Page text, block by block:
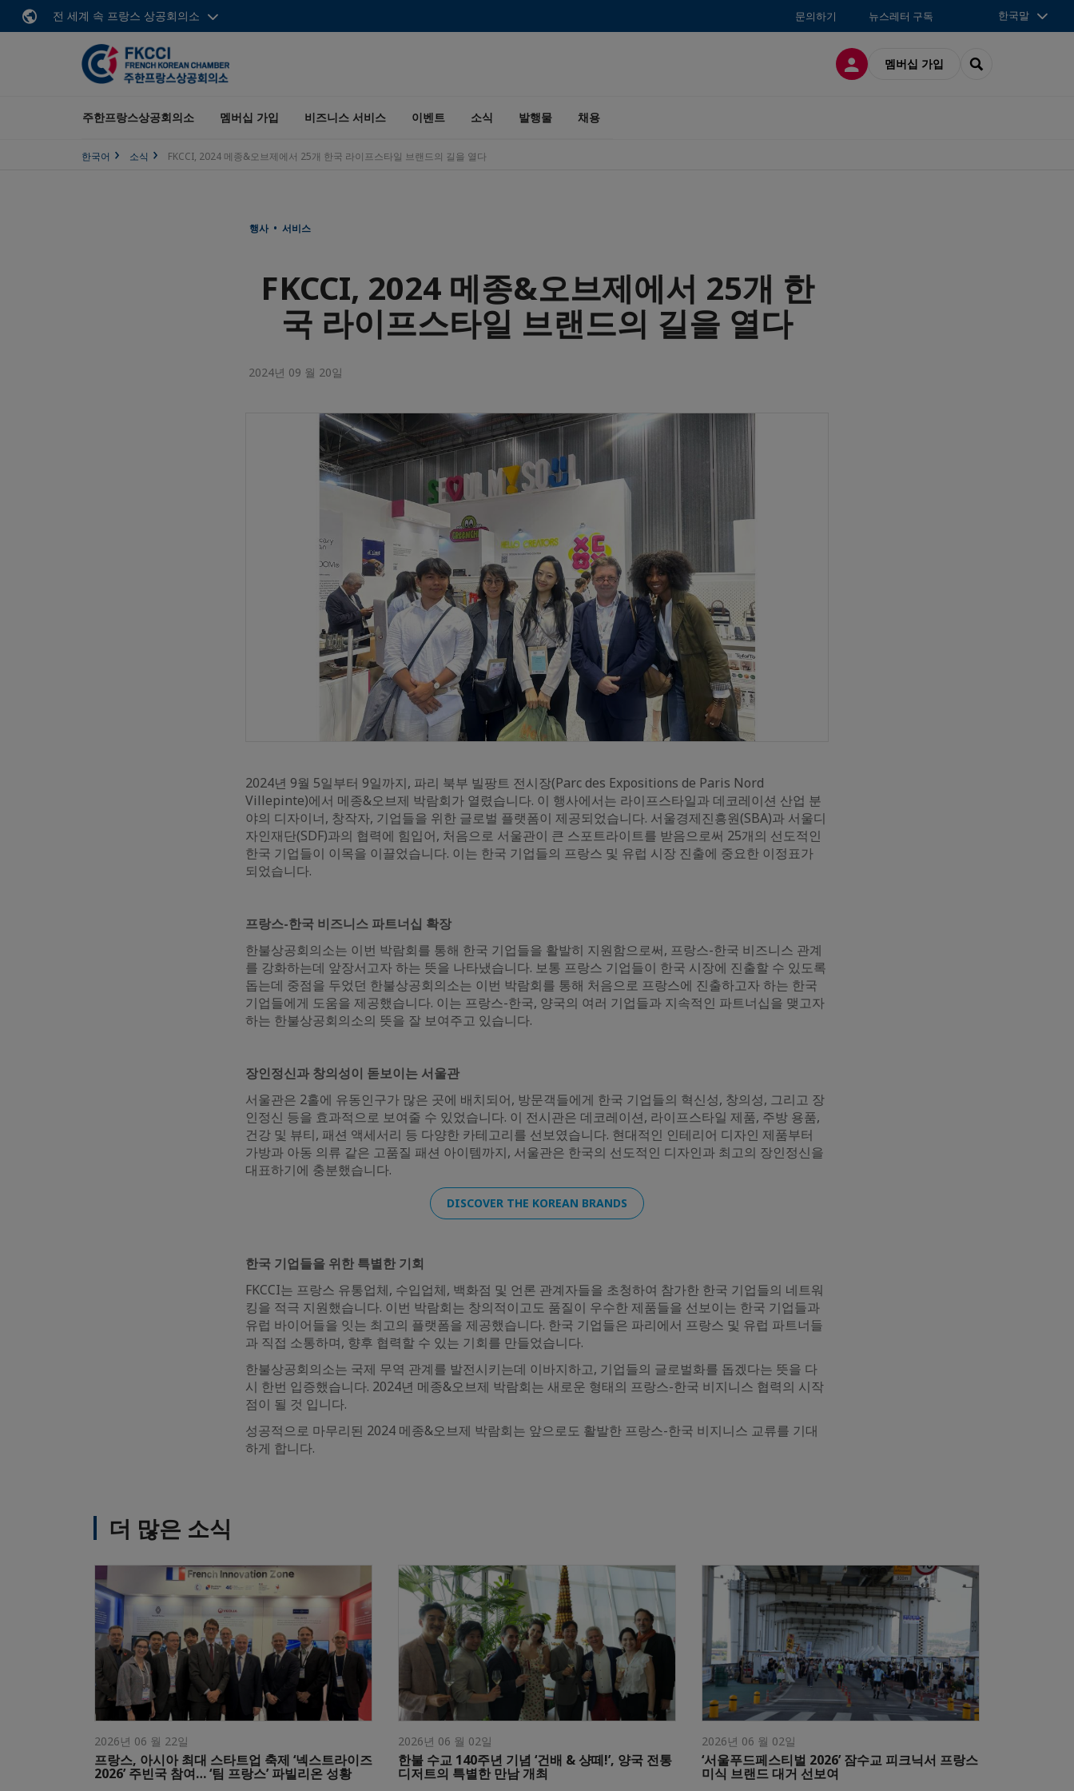
전 세계 속 프랑스 상공회의소 문의하기 뉴스레터 구독 한국말
접속 멤버십 가입 SEARCH
주한프랑스상공회의소 멤버십 가입 비즈니스 서비스 이벤트 소식 발행물 채용
한국어 소식 FKCCI, 2024 메종&오브제에서 25개 한국 라이프스타일 브랜드의 길을 열다
행사 • 서비스
FKCCI, 2024 메종&오브제에서 25개 한
국 라이프스타일 브랜드의 길을 열다
2024년 09 월 20일
2024년 9월 5일부터 9일까지, 파리 북부 빌팡트 전시장(Parc des Expositions de Paris Nord
Villepinte)에서 메종&오브제 박람회가 열렸습니다. 이 행사에서는 라이프스타일과 데코레이션 산업 분
야의 디자이너, 창작자, 기업들을 위한 글로벌 플랫폼이 제공되었습니다. 서울경제진흥원(SBA)과 서울디
자인재단(SDF)과의 협력에 힘입어, 처음으로 서울관이 큰 스포트라이트를 받음으로써 25개의 선도적인
한국 기업들이 이목을 이끌었습니다. 이는 한국 기업들의 프랑스 및 유럽 시장 진출에 중요한 이정표가
되었습니다.
프랑스-한국 비즈니스 파트너십 확장
한불상공회의소는 이번 박람회를 통해 한국 기업들을 활발히 지원함으로써, 프랑스-한국 비즈니스 관계
를 강화하는데 앞장서고자 하는 뜻을 나타냈습니다. 보통 프랑스 기업들이 한국 시장에 진출할 수 있도록
돕는데 중점을 두었던 한불상공회의소는 이번 박람회를 통해 처음으로 프랑스에 진출하고자 하는 한국
기업들에게 도움을 제공했습니다. 이는 프랑스-한국, 양국의 여러 기업들과 지속적인 파트너십을 맺고자
하는 한불상공회의소의 뜻을 잘 보여주고 있습니다.
장인정신과 창의성이 돋보이는 서울관
서울관은 2홀에 유동인구가 많은 곳에 배치되어, 방문객들에게 한국 기업들의 혁신성, 창의성, 그리고 장
인정신 등을 효과적으로 보여줄 수 있었습니다. 이 전시관은 데코레이션, 라이프스타일 제품, 주방 용품,
건강 및 뷰티, 패션 액세서리 등 다양한 카테고리를 선보였습니다. 현대적인 인테리어 디자인 제품부터
가방과 아동 의류 같은 고품질 패션 아이템까지, 서울관은 한국의 선도적인 디자인과 최고의 장인정신을
대표하기에 충분했습니다.
DISCOVER THE KOREAN BRANDS
한국 기업들을 위한 특별한 기회
FKCCI는 프랑스 유통업체, 수입업체, 백화점 및 언론 관계자들을 초청하여 참가한 한국 기업들의 네트워
킹을 적극 지원했습니다. 이번 박람회는 창의적이고도 품질이 우수한 제품들을 선보이는 한국 기업들과
유럽 바이어들을 잇는 최고의 플랫폼을 제공했습니다. 한국 기업들은 파리에서 프랑스 및 유럽 파트너들
과 직접 소통하며, 향후 협력할 수 있는 기회를 만들었습니다.
한불상공회의소는 국제 무역 관계를 발전시키는데 이바지하고, 기업들의 글로벌화를 돕겠다는 뜻을 다
시 한번 입증했습니다. 2024년 메종&오브제 박람회는 새로운 형태의 프랑스-한국 비지니스 협력의 시작
점이 될 것 입니다.
성공적으로 마무리된 2024 메종&오브제 박람회는 앞으로도 활발한 프랑스-한국 비지니스 교류를 기대
하게 합니다.
더 많은 소식
2026년 06 월 22일
프랑스, 아시아 최대 스타트업 축제 ‘넥스트라이즈
2026’ 주빈국 참여… ‘팀 프랑스’ 파빌리온 성황
2026년 06 월 02일
한불 수교 140주년 기념 ‘건배 & 샹떼!’, 양국 전통
디저트의 특별한 만남 개최
2026년 06 월 02일
‘서울푸드페스티벌 2026’ 잠수교 피크닉서 프랑스
미식 브랜드 대거 선보여